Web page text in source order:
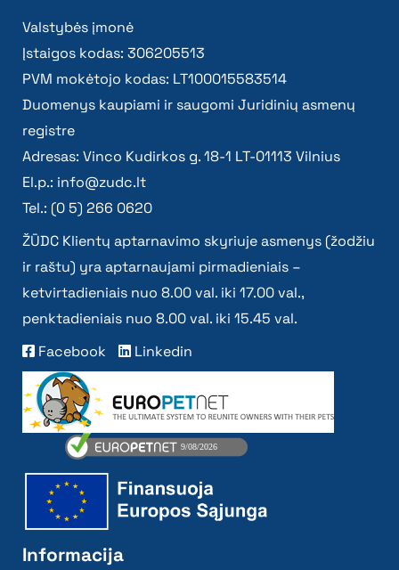
Valstybės įmonė
Įstaigos kodas: 306205513
PVM mokėtojo kodas: LT100015583514
Duomenys kaupiami ir saugomi Juridinių asmenų
registre
Adresas: Vinco Kudirkos g. 18-1 LT-01113 Vilnius
El.p.: info@zudc.lt
Tel.: (0 5) 266 0620
ŽŪDC Klientų aptarnavimo skyriuje asmenys (žodžiu
ir raštu) yra aptarnaujami pirmadieniais –
ketvirtadieniais nuo 8.00 val. iki 17.00 val.,
penktadieniais nuo 8.00 val. iki 15.45 val.
Facebook
Linkedin
Informacija